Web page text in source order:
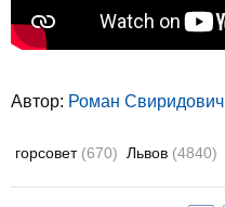
Автор: Роман Свиридович
горсовет (670) Львов (4840)